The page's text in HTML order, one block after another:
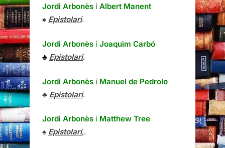
Jordi Arbonès i Albert Manent
♠ Epistolari.
Jordi Arbonès i Joaquim Carbó
♣ Epistolari.
Jordi Arbonès i Manuel de Pedrolo
♣ Epistolari.
Jordi Arbonès i Matthew Tree
♠ Epistolari,.